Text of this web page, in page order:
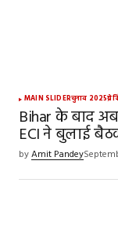
MAIN SLIDERचुनाव 2025
Bihar के बाद
ECI ने बुलाई
byAmit Pandey